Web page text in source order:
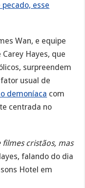
pecado, esse
Wan, e equipe
Hayes, que
surpreendem
usual de
demoníaca com
centrada no
cristãos, mas
falando do dia
Hotel em